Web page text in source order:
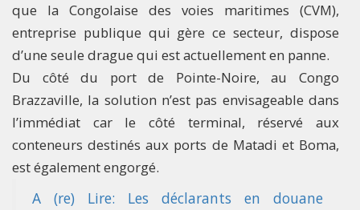
que la Congolaise des voies maritimes (CVM),
entreprise publique qui gère ce secteur, dispose
d’une seule drague qui est actuellement en panne.
Du côté du port de Pointe-Noire, au Congo
Brazzaville, la solution n’est pas envisageable dans
l’immédiat car le côté terminal, réservé aux
conteneurs destinés aux ports de Matadi et Boma,
est également engorgé.
A (re) Lire: Les déclarants en douane